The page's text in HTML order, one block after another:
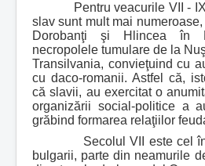
Pentru veacurile VII - IX,
slav sunt mult mai
Dorobanţi şi Hlincea în
necropolele tumulare de la
Transilvania, convieţuind cu
cu daco-romanii. Astfel că,
că slavii, au exercitat o
organizării social-politice a
grăbind formarea relaţiilor
Secolul VII este cel în
bulgarii, parte din neamurile